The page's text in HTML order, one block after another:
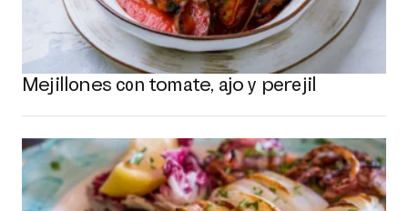
Mejillones con tomate, ajo y perejil